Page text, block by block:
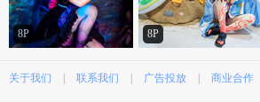
8P 8P
关于我们 联系我们 广告投放 商业合作